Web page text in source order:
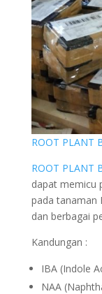
ROOT PLANT
ROOT PLANT
dapat memicu
pada tanaman
dan berbagai
Kandungan :
IBA (Indole
NAA